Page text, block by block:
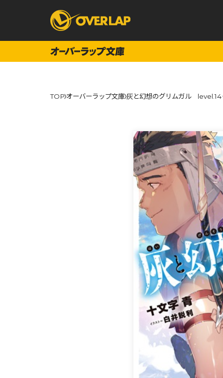
コミック ライトノベ
ロサージュノベルス
オーバーラップ文庫 オーバ
コミッククリエ
TOP オーバーラップ文庫 灰と幻想のグリムガル level.14